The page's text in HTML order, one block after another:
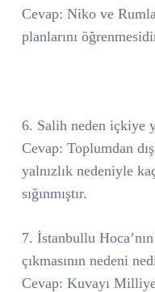
Cevap: Niko ve
planlarını
6. Salih neden içkiye
Cevap: Toplumdan
yalnızlık nedeniyle
sığınmıştır.
7. İstanbullu
çıkmasının nedeni
Cevap: Kuvayı